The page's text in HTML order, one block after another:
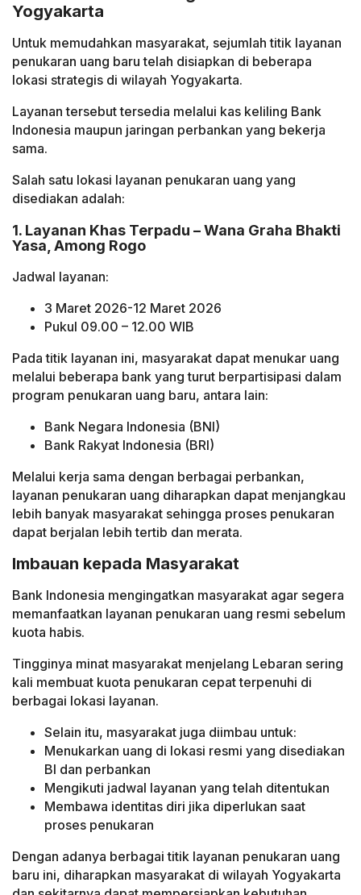
Yogyakarta
Untuk memudahkan masyarakat, sejumlah titik layanan
penukaran uang baru telah disiapkan di beberapa
lokasi strategis di wilayah Yogyakarta.
Layanan tersebut tersedia melalui kas keliling Bank
Indonesia maupun jaringan perbankan yang bekerja
sama.
Salah satu lokasi layanan penukaran uang yang
disediakan adalah:
1. Layanan Khas Terpadu – Wana Graha Bhakti
Yasa, Among Rogo
Jadwal layanan:
3 Maret 2026-12 Maret 2026
Pukul 09.00 – 12.00 WIB
Pada titik layanan ini, masyarakat dapat menukar uang
melalui beberapa bank yang turut berpartisipasi dalam
program penukaran uang baru, antara lain:
Bank Negara Indonesia (BNI)
Bank Rakyat Indonesia (BRI)
Melalui kerja sama dengan berbagai perbankan,
layanan penukaran uang diharapkan dapat menjangkau
lebih banyak masyarakat sehingga proses penukaran
dapat berjalan lebih tertib dan merata.
Imbauan kepada Masyarakat
Bank Indonesia mengingatkan masyarakat agar segera
memanfaatkan layanan penukaran uang resmi sebelum
kuota habis.
Tingginya minat masyarakat menjelang Lebaran sering
kali membuat kuota penukaran cepat terpenuhi di
berbagai lokasi layanan.
Selain itu, masyarakat juga diimbau untuk:
Menukarkan uang di lokasi resmi yang disediakan
BI dan perbankan
Mengikuti jadwal layanan yang telah ditentukan
Membawa identitas diri jika diperlukan saat
proses penukaran
Dengan adanya berbagai titik layanan penukaran uang
baru ini, diharapkan masyarakat di wilayah Yogyakarta